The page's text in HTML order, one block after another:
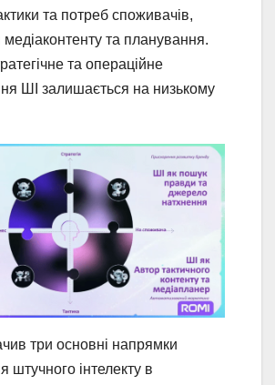
та потреб споживачів,
та планування.
та операційне
ШІ залишається на низькому
три основні напрямки
штучного інтелекту в